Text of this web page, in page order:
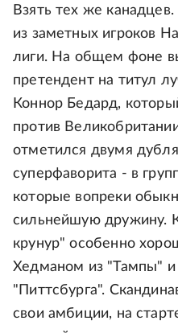
Взять тех же
из заметных игроков
лиги. На общем фоне
претендент на титул
Коннор Бедард,
против
отметился двумя
суперфаворита - в
которые вопреки
сильнейшую дружину.
крунур" особенно
Хедманом из "Тампы"
"Питтсбурга".
свои амбиции, на